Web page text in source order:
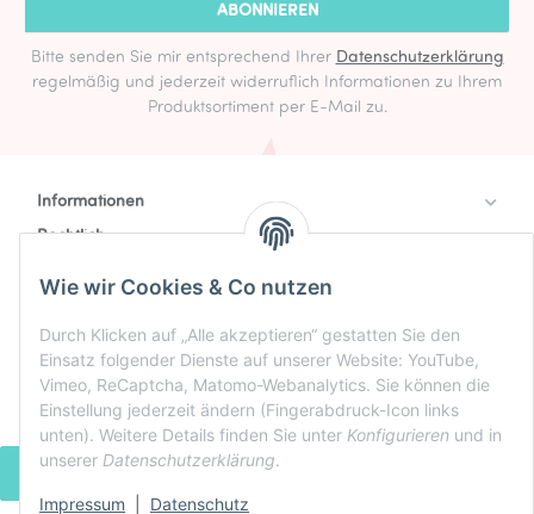
Wie wir Cookies & Co nutzen
Durch Klicken auf „Alle akzeptieren“ gestatten Sie den
Einsatz folgender Dienste auf unserer Website: YouTube,
Vimeo, ReCaptcha, Matomo-Webanalytics. Sie können die
Einstellung jederzeit ändern (Fingerabdruck-Icon links
unten). Weitere Details finden Sie unter Konfigurieren und in
unserer Datenschutzerklärung.
Impressum Datenschutz
ABONNIEREN
Bitte senden Sie mir entsprechend Ihrer Datenschutzerklärung
regelmäßig und jederzeit widerruflich Informationen zu Ihrem
Produktsortiment per E-Mail zu.
Informationen
Rechtlich
VERTRAG WIDERRUFEN